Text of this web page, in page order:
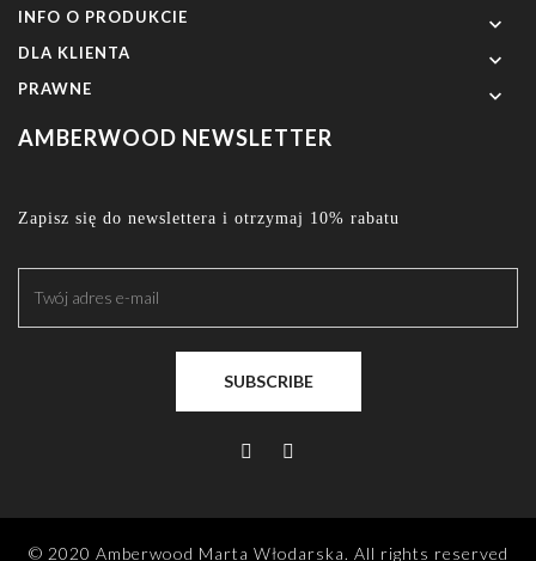
INFO O PRODUKCIE 
DLA KLIENTA 
PRAWNE 
AMBERWOOD NEWSLETTER
Zapisz się do newslettera i otrzymaj 10% rabatu
SUBSCRIBE
© 2020 Amberwood Marta Włodarska. All rights reserved